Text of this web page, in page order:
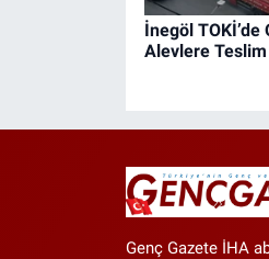
İnegöl TOKİ’de
Alevlere Teslim
Genç Gazete İHA